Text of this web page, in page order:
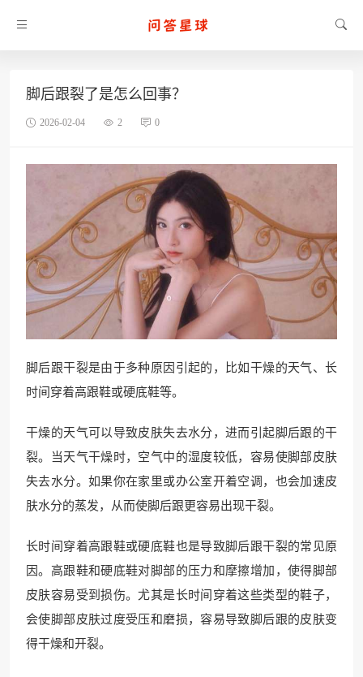
脚后跟裂了是怎么回事？
2026-02-04 2 0
脚后跟干裂是由于多种原因引起的，比如干燥的天气、长
时间穿着高跟鞋或硬底鞋等。
干燥的天气可以导致皮肤失去水分，进而引起脚后跟的干
裂。当天气干燥时，空气中的湿度较低，容易使脚部皮肤
失去水分。如果你在家里或办公室开着空调，也会加速皮
肤水分的蒸发，从而使脚后跟更容易出现干裂。
长时间穿着高跟鞋或硬底鞋也是导致脚后跟干裂的常见原
因。高跟鞋和硬底鞋对脚部的压力和摩擦增加，使得脚部
皮肤容易受到损伤。尤其是长时间穿着这些类型的鞋子，
会使脚部皮肤过度受压和磨损，容易导致脚后跟的皮肤变
得干燥和开裂。